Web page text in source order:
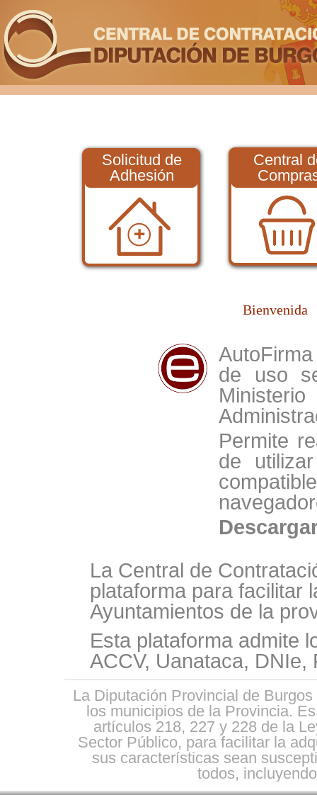
Solicitud de
Adhesión
Central
Bienvenida
de uso
Permite
de
La Central de
plataforma para facilitar
Ayuntamientos de la
Esta plataforma admite
ACCV, Uanataca,
La Diputación Provincial de
los municipios de la Provincia.
artículos 218, 227 y 228 de la
Sector Público, para facilitar la
sus características sean
todos,